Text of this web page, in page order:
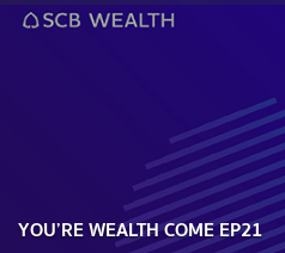
YOU’RE WEALTH COME EP21